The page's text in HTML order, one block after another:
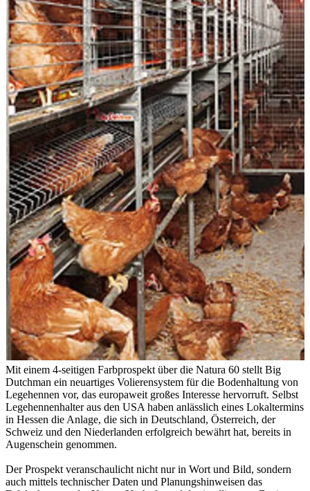
Mit einem 4-seitigen Farbprospekt über die Natura 60 stellt Big
Dutchman ein neuartiges Volierensystem für die Bodenhaltung von
Legehennen vor, das europaweit großes Interesse hervorruft. Selbst
Legehennenhalter aus den USA haben anlässlich eines Lokaltermins
in Hessen die Anlage, die sich in Deutschland, Österreich, der
Schweiz und den Niederlanden erfolgreich bewährt hat, bereits in
Augenschein genommen.
Der Prospekt veranschaulicht nicht nur in Wort und Bild, sondern
auch mittels technischer Daten und Planungshinweisen das